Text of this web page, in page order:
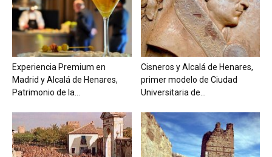
Experiencia Premium en
Madrid y Alcalá de Henares,
Patrimonio de la...
Cisneros y Alcalá de Henares,
primer modelo de Ciudad
Universitaria de...